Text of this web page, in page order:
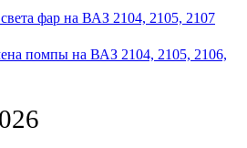
фар на ВАЗ 2104, 2105, 2107
помпы на ВАЗ 2104, 2105, 2106,